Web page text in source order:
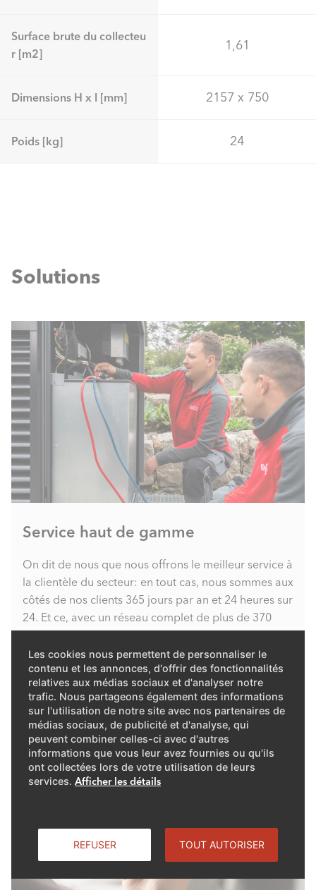
Les cookies nous permettent de personnaliser le
contenu et les annonces, d'offrir des fonctionnalités
relatives aux médias sociaux et d'analyser notre
trafic. Nous partageons également des informations
sur l'utilisation de notre site avec nos partenaires de
médias sociaux, de publicité et d'analyse, qui
peuvent combiner celles-ci avec d'autres
informations que vous leur avez fournies ou qu'ils
ont collectées lors de votre utilisation de leurs
services. Afficher les détails
REFUSER TOUT AUTORISER
Surface brute du collecteu
r [m2]
1,61
Dimensions H x l [mm] 2157 x 750
Poids [kg] 24
Solutions
Service haut de gamme
On dit de nous que nous offrons le meilleur service à
la clientèle du secteur: en tout cas, nous sommes aux
côtés de nos clients 365 jours par an et 24 heures sur
24. Et ce, avec un réseau complet de plus de 370
techniciens de service à travers toute la Suisse.
DÉCOUVREZ NOTRE GAMME COMPLÈTE DE
SERVICES